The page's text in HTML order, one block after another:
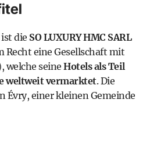
die SO LUXURY HMC SARL
Recht eine Gesellschaft mit
welche seine Hotels als Teil
weltweit vermarktet. Die
Évry, einer kleinen Gemeinde